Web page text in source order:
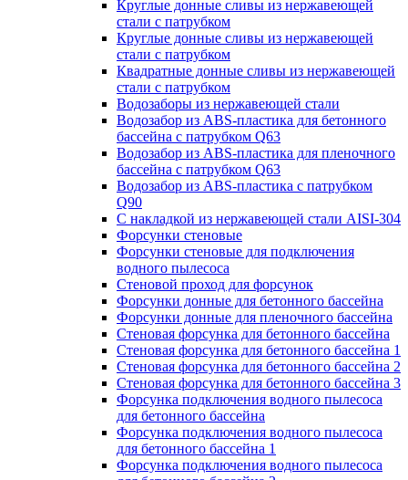
Круглые донные сливы из нержавеющей
стали с патрубком
Круглые донные сливы из нержавеющей
стали с патрубком
Квадратные донные сливы из нержавеющей
стали с патрубком
Водозаборы из нержавеющей стали
Водозабор из ABS-пластика для бетонного
бассейна с патрубком Q63
Водозабор из ABS-пластика для пленочного
бассейна с патрубком Q63
Водозабор из ABS-пластика с патрубком
Q90
С накладкой из нержавеющей стали AISI-304
Форсунки стеновые
Форсунки стеновые для подключения
водного пылесоса
Стеновой проход для форсунок
Форсунки донные для бетонного бассейна
Форсунки донные для пленочного бассейна
Стеновая форсунка для бетонного бассейна
Стеновая форсунка для бетонного бассейна 1
Стеновая форсунка для бетонного бассейна 2
Стеновая форсунка для бетонного бассейна 3
Форсунка подключения водного пылесоса
для бетонного бассейна
Форсунка подключения водного пылесоса
для бетонного бассейна 1
Форсунка подключения водного пылесоса